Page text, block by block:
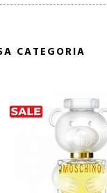
CATEGORIA